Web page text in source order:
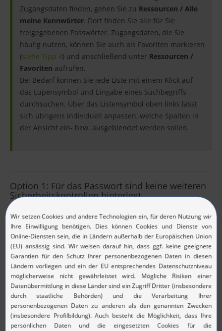
Zugangsdaten finden, gehen Sie zu Ressourcen / Alle
meine Kennwörter. Dort finden Sie alle für Sie
freigegebenen Passwörter. Zugangsdaten, die Sie
häufig nutzen, können Sie auch als Favoriten markieren
(siehe Tipp 4) und anschließend unter Ressourcen /
Favoriten aufrufen.
Bei Bedarf können Sie jede Liste mit einem Klick auf
das Lupensymbol und Eingabe eines Suchbegriffs
durchsuchen. Über das Listensymbol oben links lässt
sich übrigens individuell anpassen, welche Spalten in
der Ansicht ein- bzw. ausgeblendet werden sollen.
Option 1: Für das Passwort sind keine weiteren
Sicherheitskontrollen hinterlegt.
So können Sie sich ein Passwort anzeigen lassen:
Passwörter sind in Password Manager Pro
standardmäßig ausgeblendet und werden als Sternchen
angezeigt.
Falls Ihr Administrator keine Einschränkungen für das
Abrufen von Passwörtern festgelegt hat, können Sie
einfach auf dieSternchenklicken, um sich die
Kennwörter im Klartext anzeigen zu lassen.